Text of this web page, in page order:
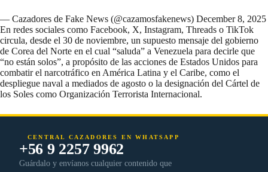
— Cazadores de Fake News (@cazamosfakenews) December 8, 2025
En redes sociales como Facebook, X, Instagram, Threads o TikTok
circula, desde el 30 de noviembre, un supuesto mensaje del gobierno
de Corea del Norte en el cual “saluda” a Venezuela para decirle que
“no están solos”, a propósito de las acciones de Estados Unidos para
combatir el narcotráfico en América Latina y el Caribe, como el
despliegue naval a mediados de agosto o la designación del Cártel de
los Soles como Organización Terrorista Internacional.
CENTRAL CAZADORES EN WHATSAPP
+56 9 2257 9962
Guárdalo y envíanos cualquier contenido que